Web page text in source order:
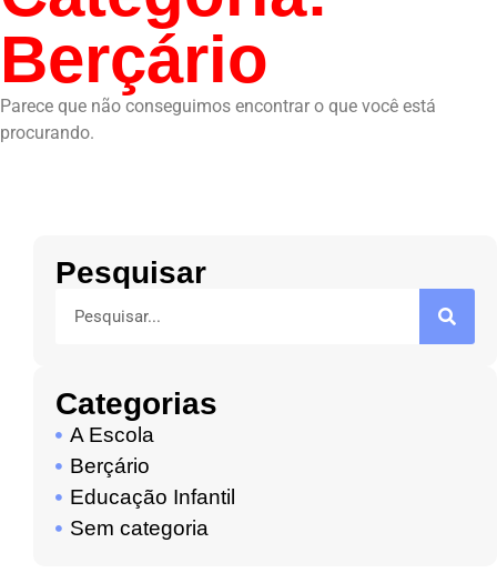
Berçário
Parece que não conseguimos encontrar o que você está
procurando.
Pesquisar
Categorias
A Escola
Berçário
Educação Infantil
Sem categoria